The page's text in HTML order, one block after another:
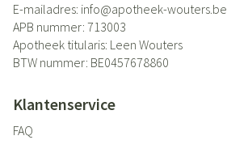
E-mailadres: info@apotheek-wouters.be
APB nummer: 713003
Apotheek titularis: Leen Wouters
BTW nummer: BE0457678860
Klantenservice
FAQ